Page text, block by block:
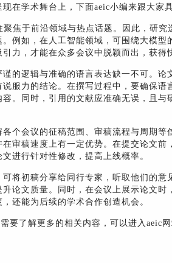
在学术舞台上，下面aeic小编来跟大家
焦于前沿领域与热点话题。因此，研究
例如，在人工智能领域，可围绕大模型
力，才能在众多会议中脱颖而出，获得
的逻辑与准确的语言表达缺一不可。论
服力的结论。在撰写过程中，要确保语
。同时，引用的文献应准确无误，且与
个会议的征稿范围、审稿流程与周期等
审稿速度上有一定优势。在提交论文前
进行针对性修改，提高上线概率。
将初稿分享给同行专家，听取他们的意
论文质量。同时，在会议上展示论文时
还能为后续的学术合作创造机会。
要了解更多的相关内容，可以进入aeic